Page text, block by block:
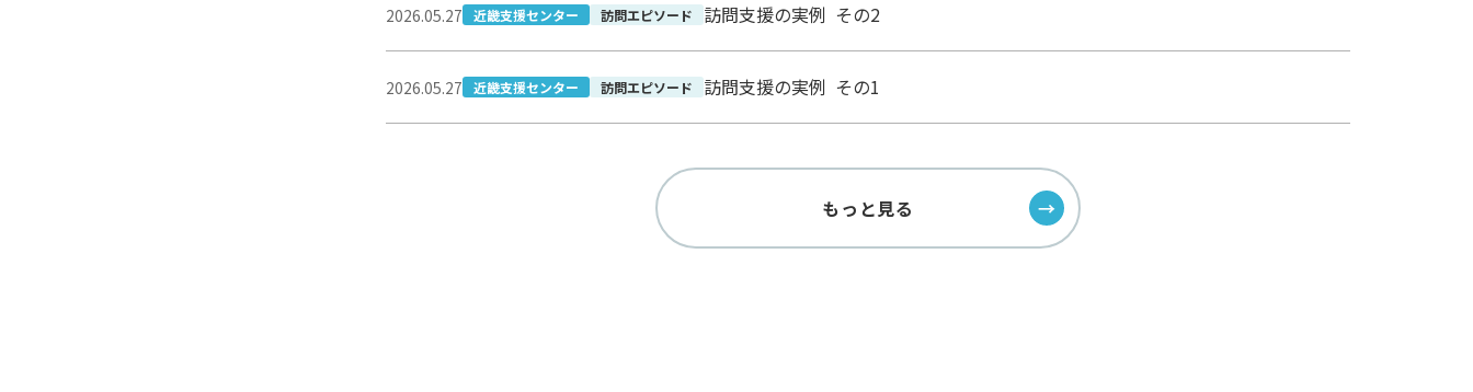
2026.05.27 近畿支援センター 訪問エピソード 訪問支援の実例 その2
2026.05.27 近畿支援センター 訪問エピソード 訪問支援の実例 その1
もっと見る